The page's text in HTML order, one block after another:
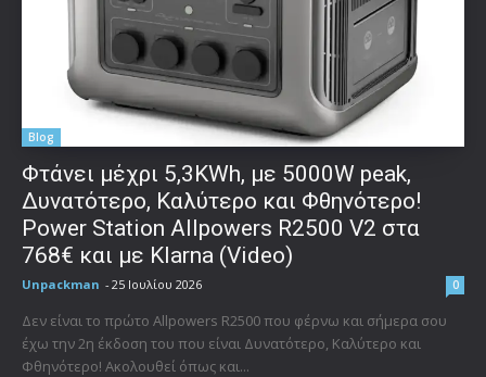
Blog
Φτάνει μέχρι 5,3KWh, με 5000W peak,
Δυνατότερο, Καλύτερο και Φθηνότερο!
Power Station Allpowers R2500 V2 στα
768€ και με Klarna (Video)
Unpackman - 25 Ιουλίου 2026 0
Δεν είναι το πρώτο Allpowers R2500 που φέρνω και σήμερα σου
έχω την 2η έκδοση του που είναι Δυνατότερο, Καλύτερο και
Φθηνότερο! Ακολουθεί όπως και...